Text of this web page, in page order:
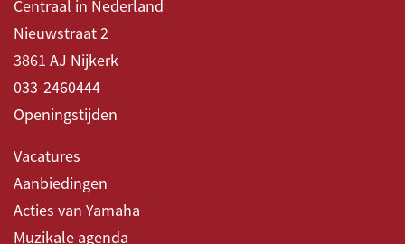
Centraal in Nederland
Nieuwstraat 2
3861 AJ Nijkerk
033-2460444
Openingstijden
Vacatures
Aanbiedingen
Acties van Yamaha
Muzikale agenda